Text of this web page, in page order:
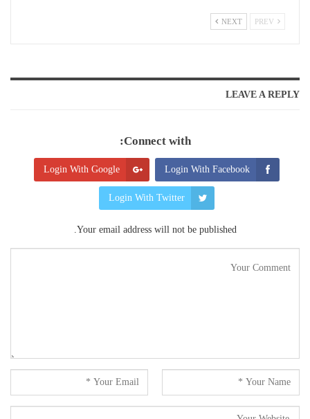
NEXT
LEAVE A REPLY
Connect with:
Login With Facebook
Login With Google
Login With Twitter
Your email address will not be published.